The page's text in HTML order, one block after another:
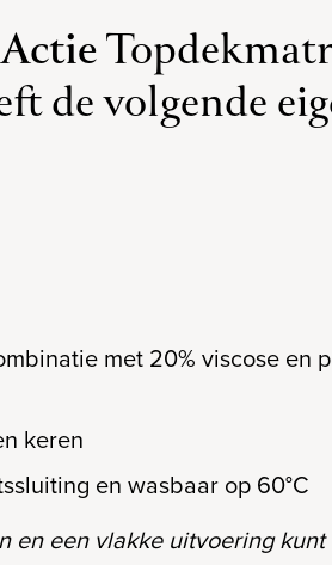
Actie
de volgende
met 20% viscose en
keren
en wasbaar op 60°C
en een vlakke uitvoering